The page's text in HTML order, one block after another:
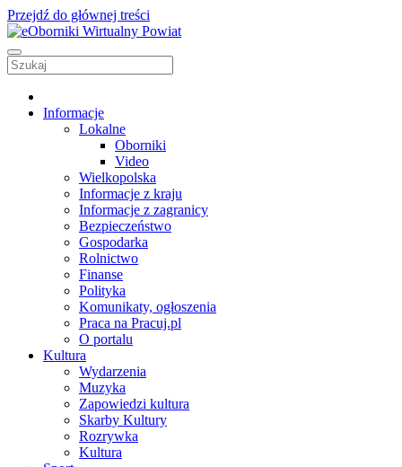
Przejdź do głównej treści
Informacje
Lokalne
Oborniki
Video
Wielkopolska
Informacje z kraju
Informacje z zagranicy
Bezpieczeństwo
Gospodarka
Rolnictwo
Finanse
Polityka
Komunikaty, ogłoszenia
Praca na Pracuj.pl
O portalu
Kultura
Wydarzenia
Muzyka
Zapowiedzi kultura
Skarby Kultury
Rozrywka
Kultura